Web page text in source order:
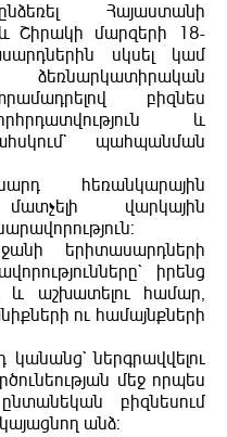
Հայաստանի
Շիրակի մարզերի 18-
սկսել կամ
բիզնես
և
պահպանման
հեռանկարային
վարկային
երիտասարդների
իրենց
և աշխատելու համար,
ու համայնքների
ներգրավվելու
մեջ որպես
բիզնեսում
անձ: